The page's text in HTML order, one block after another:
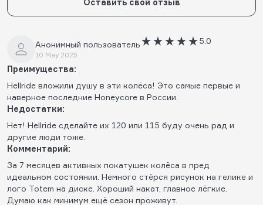
Анонимный пользователь
10 May 2025
5.0
Преимущества:
Hellride вложили душу в эти колёса! Это самые первые и
наверное последние Honeycore в России.
Недостатки:
Нет! Hellride сделайте их 120 или 115 буду очень рад и
другие люди тоже.
Комментарий:
За 7 месяцев активных покатушек колёса в пред
идеальном состоянии. Немного стёрся рисунок на гелике и
лого Totem на диске. Хороший накат, главное лёгкие.
Думаю как минимум ещё сезон проживут.